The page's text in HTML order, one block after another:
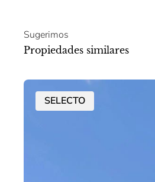
Sugerimos
Propiedades similares
SELECTO